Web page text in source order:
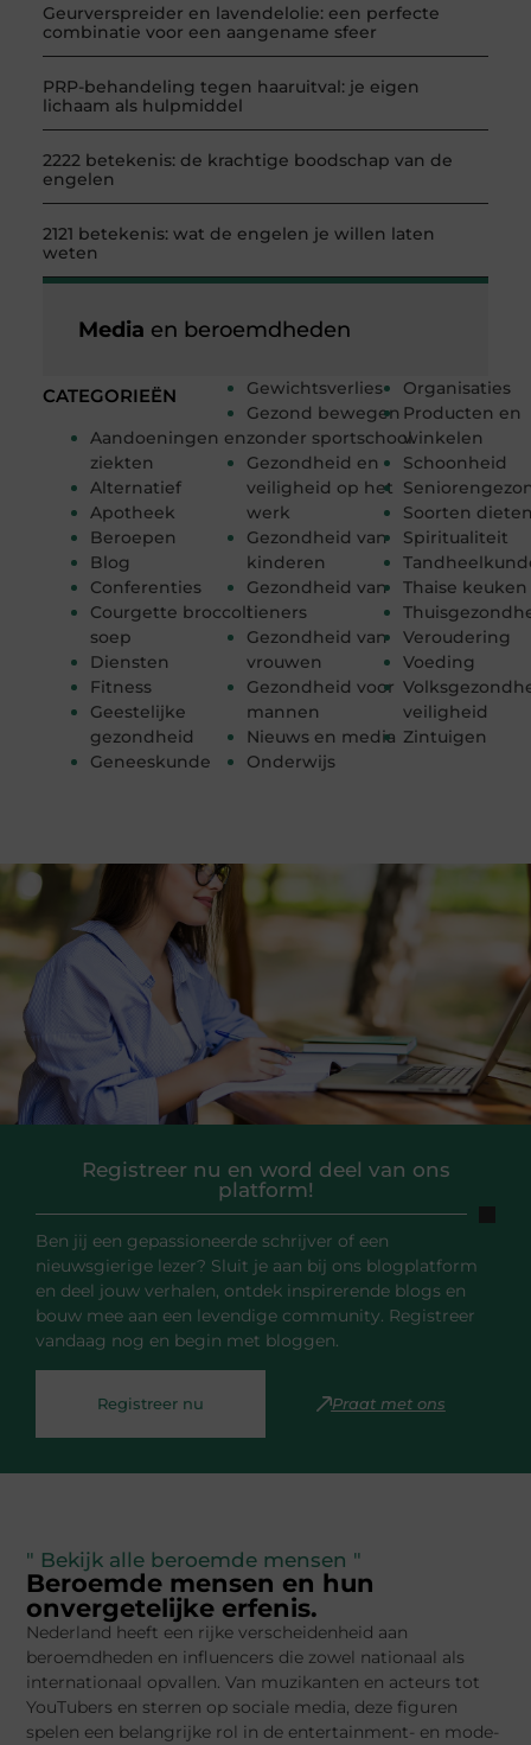
Geurverspreider en lavendelolie: een perfecte
combinatie voor een aangename sfeer
PRP-behandeling tegen haaruitval: je eigen
lichaam als hulpmiddel
2222 betekenis: de krachtige boodschap van de
engelen
2121 betekenis: wat de engelen je willen laten
weten
CATEGORIEËN
Aandoeningen en
ziekten
Alternatief
Apotheek
Beroepen
Blog
Conferenties
Courgette broccoli
soep
Diensten
Fitness
Geestelijke
gezondheid
Geneeskunde
Gewichtsverlies
Gezond bewegen
zonder sportschool
Gezondheid en
veiligheid op het
werk
Gezondheid van
kinderen
Gezondheid van
tieners
Gezondheid van
vrouwen
Gezondheid voor
mannen
Nieuws en media
Onderwijs
Organisaties
Producten en
winkelen
Schoonheid
Soorten
Spiritualiteit
Thaise keuken
Veroudering
Voeding
veiligheid
Zintuigen
Media en beroemdheden
Registreer nu en word deel van ons
platform!
Ben jij een gepassioneerde schrijver of een
nieuwsgierige lezer? Sluit je aan bij ons blogplatform
en deel jouw verhalen, ontdek inspirerende blogs en
bouw mee aan een levendige community. Registreer
vandaag nog en begin met bloggen.
Registreer nu Praat met ons
" Bekijk alle beroemde mensen "
Beroemde mensen en hun
onvergetelijke erfenis.
Nederland heeft een rijke verscheidenheid aan
beroemdheden en influencers die zowel nationaal als
internationaal opvallen. Van muzikanten en acteurs tot
YouTubers en sterren op sociale media, deze figuren
spelen een belangrijke rol in de entertainment- en mode-